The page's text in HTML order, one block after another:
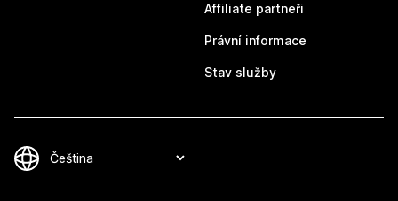
Affiliate partneři
Právní informace
Stav služby